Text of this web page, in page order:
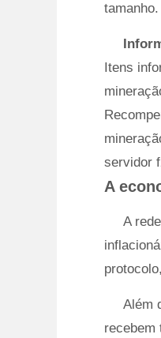
tamanho.
Itens
servidor
A
A
Além
recebem